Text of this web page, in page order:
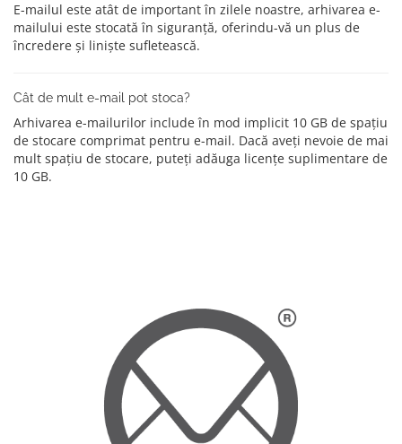
E-mailul este atât de important în zilele noastre, arhivarea e-
mailului este stocată în siguranță, oferindu-vă un plus de
încredere și liniște sufletească.
Cât de mult e-mail pot stoca?
Arhivarea e-mailurilor include în mod implicit 10 GB de spațiu
de stocare comprimat pentru e-mail. Dacă aveți nevoie de mai
mult spațiu de stocare, puteți adăuga licențe suplimentare de
10 GB.